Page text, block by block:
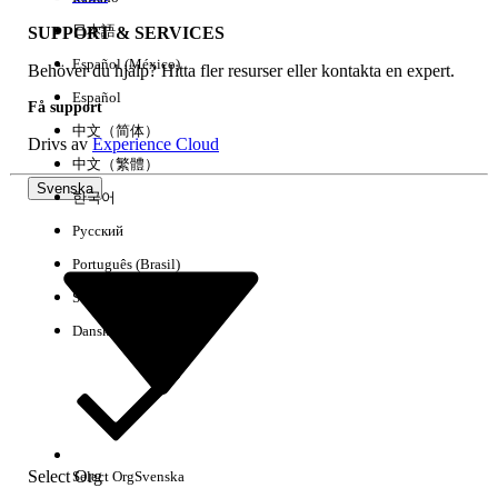
Rensa alla Klart
Här är några söktips
Kontrollera stavningen av dina nyckelord.
SUPPORT & SERVICES
Behöver du hjälp? Hitta fler resurser eller kontakta en expert.
Få support
Drivs avExperience Cloud
Svenska
Select Org
日本語
Español (México)
Español
中文（简体）
中文（繁體）
한국어
Русский
Português (Brasil)
Suomi
Dansk
Select OrgSvenska